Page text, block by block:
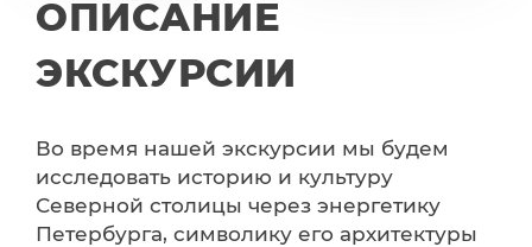
ОПИСАНИЕ
ЭКСКУРСИИ
Во время нашей экскурсии мы будем
исследовать историю и культуру
Северной столицы через энергетику
Петербурга, символику его архитектуры